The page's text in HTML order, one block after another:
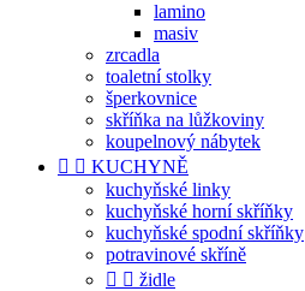
lamino
masiv
zrcadla
toaletní stolky
šperkovnice
skříňka na lůžkoviny
koupelnový nábytek
  KUCHYNĚ
kuchyňské linky
kuchyňské horní skříňky
kuchyňské spodní skříňky
potravinové skříně
  židle